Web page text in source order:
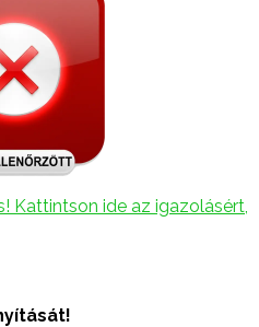
Kattintson ide az igazolásért,